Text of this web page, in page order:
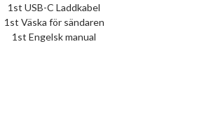
1st USB-C Laddkabel
1st Väska för sändaren
1st Engelsk manual